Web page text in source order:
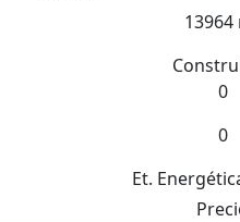
13964
0
0
Et.